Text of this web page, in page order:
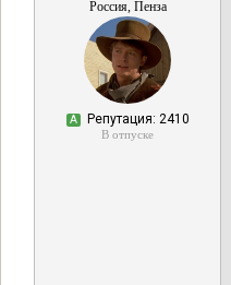
Россия, Пенза
А Репутация: 2410
В отпуске